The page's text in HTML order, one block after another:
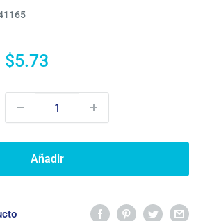
Precio
venta
$5.73
Añadir